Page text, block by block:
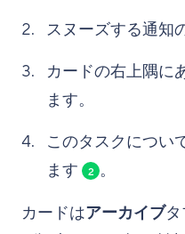
スヌーズする通知
カードの右上隅に
ます。
このタスクについ
ます
2 。
カードはアーカイブ